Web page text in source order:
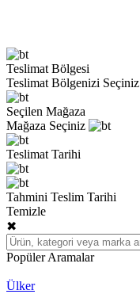
Teslimat Bölgesi
Teslimat Bölgenizi Seçiniz
Seçilen Mağaza
Mağaza Seçiniz
Teslimat Tarihi
Tahmini Teslim Tarihi
Temizle
✖
Popüler Aramalar
Ülker